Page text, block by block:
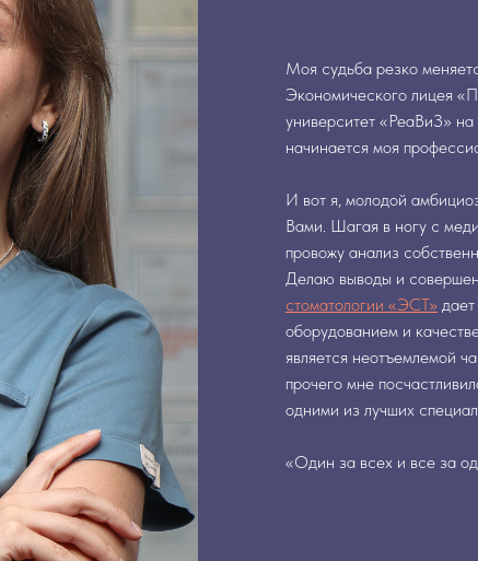
Моя судьба резко
Экономического лицея
университет «РеаВиЗ» на
начинается моя
И вот я, молодой
Вами. Шагая в ногу с
провожу анализ
Делаю выводы и
стоматологии «ЭСТ»
оборудованием и
является неотъемлемой
прочего мне
одними из лучших
«Один за всех и все за